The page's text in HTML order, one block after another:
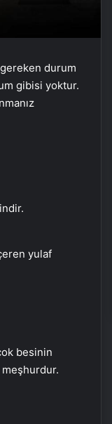
durum
gibisi yoktur.
yulaf
besinin